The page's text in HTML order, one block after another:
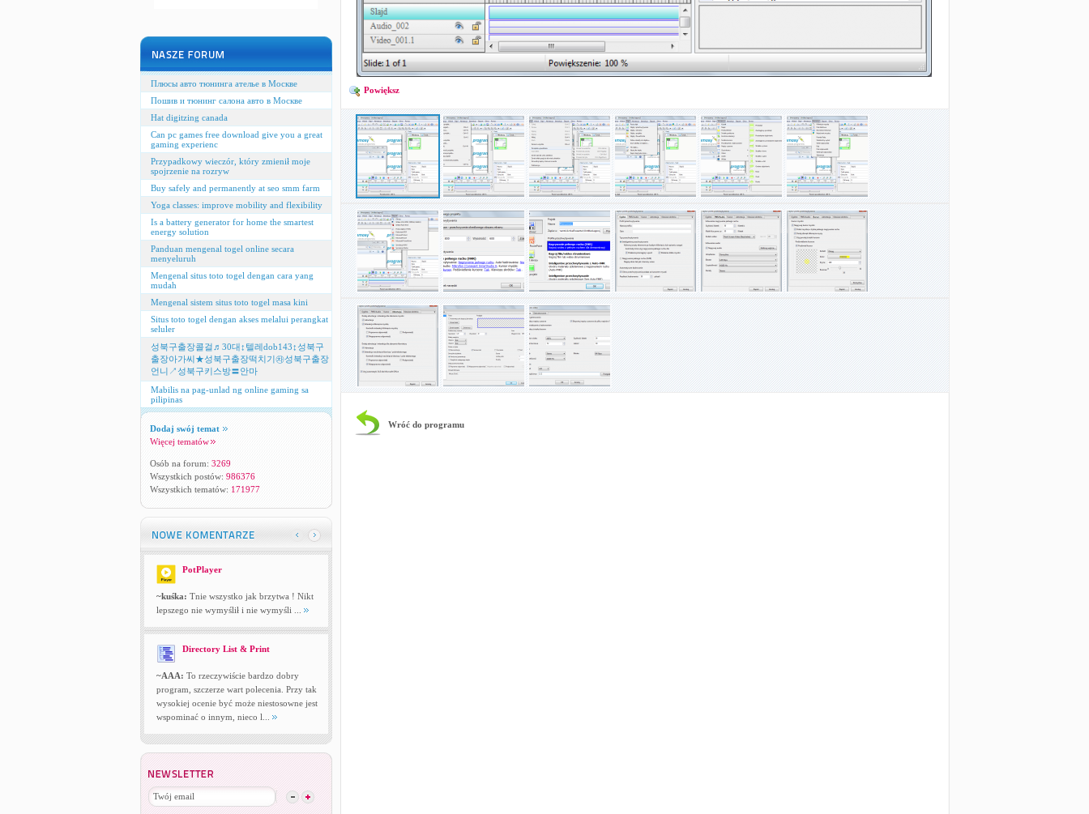
Плюсы авто тюнинга ателье в Москве
Пошив и тюнинг салона авто в Москве
Hat digitzing canada
Can pc games free download give you a great
gaming experienc
Przypadkowy wieczór, który zmienił moje
spojrzenie na rozryw
Buy safely and permanently at seo smm farm
Yoga classes: improve mobility and flexibility
Is a battery generator for home the smartest
energy solution
Panduan mengenal togel online secara
menyeluruh
Mengenal situs toto togel dengan cara yang
mudah
Mengenal sistem situs toto togel masa kini
Situs toto togel dengan akses melalui perangkat
seluler
성북구출장콜걸♬30대↕텔레dob143↕성북구
출장아가씨★성북구출장떡치기㉷성북구출장
언니↗성북구키스방〓안마
Mabilis na pag-unlad ng online gaming sa
pilipinas
Dodaj swój temat
Więcej tematów
Osób na forum: 3269
Wszystkich postów: 986376
Wszystkich tematów: 171977
PotPlayer
~kuśka: Tnie wszystko jak brzytwa ! Nikt
lepszego nie wymyślił i nie wymyśli ...
Directory List & Print
~AAA: To rzeczywiście bardzo dobry
program, szczerze wart polecenia. Przy tak
wysokiej ocenie być może niestosowne jest
wspominać o innym, nieco l...
Powiększ
Wróć do programu